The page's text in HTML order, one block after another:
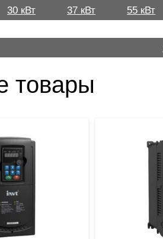
30 кВт 37 кВт 55 кВт
товары